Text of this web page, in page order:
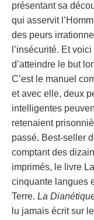
présentant sa
qui asservit
des peurs
l’insécurité. Et
d’atteindre le but
C’est le manuel
et avec elle, deux
intelligentes
retenaient
passé. Best-seller
comptant des
imprimés, le livre
cinquante langues
Terre. La
lu jamais écrit sur